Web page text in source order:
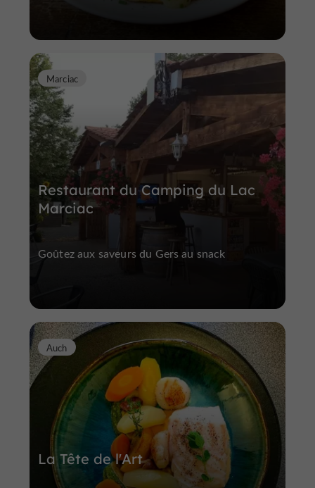
Restaurant du Camping du Lac
Marciac
Marciac
Goûtez aux saveurs du Gers au snack
La Tête de l'Art
Auch